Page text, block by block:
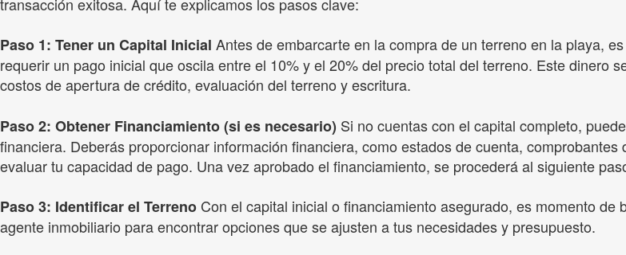
Paso 1: Tener un Capital Inicial Antes de embarcarte en la compra de un terreno en la playa,
requerir un pago inicial que oscila entre el 10% y el 20% del precio total del terreno. Este dinero
costos de apertura de crédito, evaluación del terreno y escritura.
Paso 2: Obtener Financiamiento (si es necesario) Si no cuentas con el capital completo,
financiera. Deberás proporcionar información financiera, como estados de cuenta,
evaluar tu capacidad de pago. Una vez aprobado el financiamiento, se procederá al siguiente
Paso 3: Identificar el Terreno Con el capital inicial o financiamiento asegurado, es momento
agente inmobiliario para encontrar opciones que se ajusten a tus necesidades y presupuesto.